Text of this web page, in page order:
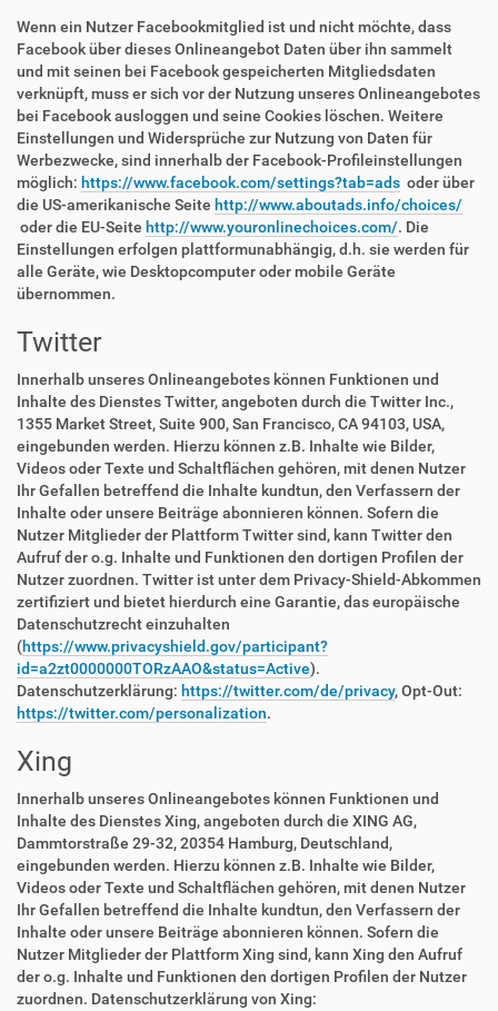
Wenn ein Nutzer Facebookmitglied ist und nicht möchte, dass
Facebook über dieses Onlineangebot Daten über ihn sammelt
und mit seinen bei Facebook gespeicherten Mitgliedsdaten
verknüpft, muss er sich vor der Nutzung unseres Onlineangebotes
bei Facebook ausloggen und seine Cookies löschen. Weitere
Einstellungen und Widersprüche zur Nutzung von Daten für
Werbezwecke, sind innerhalb der Facebook-Profileinstellungen
möglich: https://www.facebook.com/settings?tab=ads oder über
die US-amerikanische Seite http://www.aboutads.info/choices/
oder die EU-Seite http://www.youronlinechoices.com/. Die
Einstellungen erfolgen plattformunabhängig, d.h. sie werden für
alle Geräte, wie Desktopcomputer oder mobile Geräte
übernommen.
Twitter
Innerhalb unseres Onlineangebotes können Funktionen und
Inhalte des Dienstes Twitter, angeboten durch die Twitter Inc.,
1355 Market Street, Suite 900, San Francisco, CA 94103, USA,
eingebunden werden. Hierzu können z.B. Inhalte wie Bilder,
Videos oder Texte und Schaltflächen gehören, mit denen Nutzer
Ihr Gefallen betreffend die Inhalte kundtun, den Verfassern der
Inhalte oder unsere Beiträge abonnieren können. Sofern die
Nutzer Mitglieder der Plattform Twitter sind, kann Twitter den
Aufruf der o.g. Inhalte und Funktionen den dortigen Profilen der
Nutzer zuordnen. Twitter ist unter dem Privacy-Shield-Abkommen
zertifiziert und bietet hierdurch eine Garantie, das europäische
Datenschutzrecht einzuhalten
(https://www.privacyshield.gov/participant?
id=a2zt0000000TORzAAO&status=Active).
Datenschutzerklärung: https://twitter.com/de/privacy, Opt-Out:
https://twitter.com/personalization.
Xing
Innerhalb unseres Onlineangebotes können Funktionen und
Inhalte des Dienstes Xing, angeboten durch die XING AG,
Dammtorstraße 29-32, 20354 Hamburg, Deutschland,
eingebunden werden. Hierzu können z.B. Inhalte wie Bilder,
Videos oder Texte und Schaltflächen gehören, mit denen Nutzer
Ihr Gefallen betreffend die Inhalte kundtun, den Verfassern der
Inhalte oder unsere Beiträge abonnieren können. Sofern die
Nutzer Mitglieder der Plattform Xing sind, kann Xing den Aufruf
der o.g. Inhalte und Funktionen den dortigen Profilen der Nutzer
zuordnen. Datenschutzerklärung von Xing: